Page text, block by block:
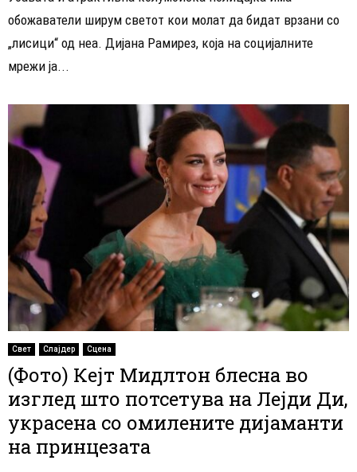
обожаватели ширум светот кои молат да бидат врзани со
„лисици“ од неа. Дијана Рамирез, која на социјалните
мрежи ја...
Свет Слајдер Сцена
(Фото) Кејт Мидлтон блесна во
изглед што потсетува на Лејди Ди,
украсена со омилените дијаманти
на принцезата